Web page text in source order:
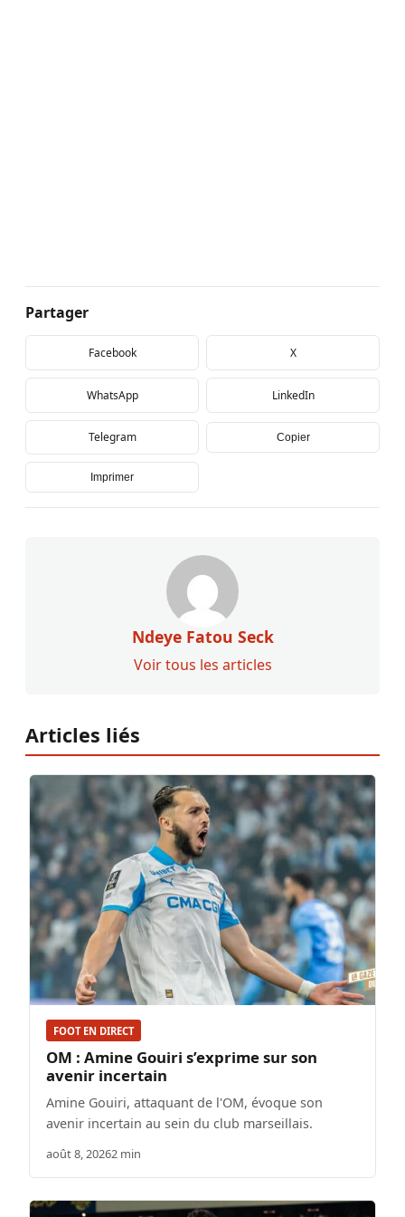
Partager
Facebook X
WhatsApp LinkedIn
Telegram Copier
Imprimer
Ndeye Fatou Seck
Voir tous les articles
Articles liés
FOOT EN DIRECT
OM : Amine Gouiri s’exprime sur son
avenir incertain
Amine Gouiri, attaquant de l'OM, évoque son
avenir incertain au sein du club marseillais.
août 8, 20262 min